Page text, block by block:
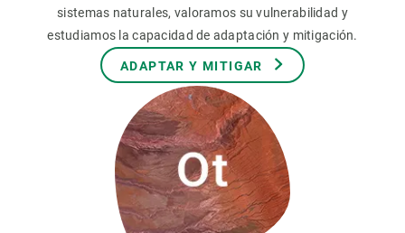
sistemas naturales, valoramos su vulnerabilidad y
estudiamos la capacidad de adaptación y mitigación.
ADAPTAR Y MITIGAR